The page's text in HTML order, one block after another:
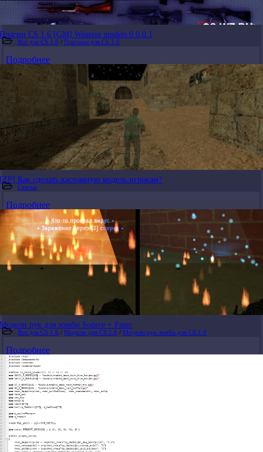
Плагин CS 1.6 [GM] Weapon models 0.0.0.1
Все для CS 1.6 / Плагины для CS 1.6
Подробнее
[ZP] Как сделать кастомную модель игрокам?
Статьи
Подробнее
Модели рук для зомби Source + Panic
Все для CS 1.6 / Модели для CS 1.6 / Модели рук зомби для CS 1.6
Подробнее